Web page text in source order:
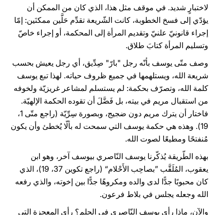
لاختبارٍ شديد. في موقف مثل هذا، الذي كان من الممكن أن
يؤدّي إلى فسخ الخطوبة، كانت الشّريعة تقدِّم حَلَّين ممكنَين: إمّا
إجراء قانونيّ علنيّ وتقديم المرأة إلى المحكمة، أو إجراء خاصّ
وتسليم المرأة كتابَ طلاق.
وصف متّى يوسف بأنّه رجل "بارّ" صِدِّيق، أي رجل يعيش بحسب
شريعة الله، ويستلهمها في جميع ظروف حياته. لهذا تبع يوسف
كلمة الله، وتصرّف بحكمة: لم يستسلم لمشاعر غريزيّة ولخوفه
من استقبال مريم في بيته، بل فَضَّلَ أن تقوده الحكمة الإلهيّة.
فاختار أن يترك مريم دون ضجيج، وبصورة سِرِّيّة (راجع متّى 1،
19). وهذه هي حكمة يوسف التي سمحت له بألّا يُخطئ وأن يكون
مُنفتحًا ومطيعًا لصوت الله.
بهذه الطّريقة يُذكّرنا يوسف النّاصري بيوسف آخر، وهو ابن
يعقوب، المُلَقَّب ”بصاحِب الأَحْلام“ (راجع تكوين 37، 19)، الذي
كان محبوبًا جدًّا لدى والده ومكروهًا جدًّا بين إخوته، والذي رفعه
الله وجعله يجلس في بلاط فرعون.
والآن، ماذا رأى يوسف النّاصري في الحلم؟ رأى المعجزة التي